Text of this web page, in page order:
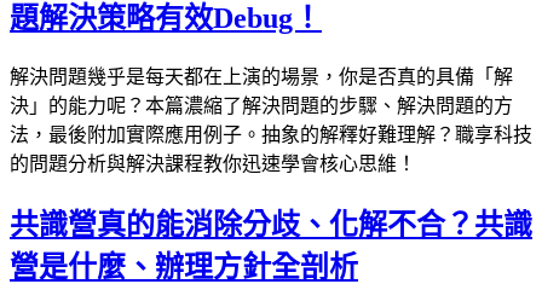
題解決策略有效Debug！
解決問題幾乎是每天都在上演的場景，你是否真的具備「解
決」的能力呢？本篇濃縮了解決問題的步驟、解決問題的方
法，最後附加實際應用例子。抽象的解釋好難理解？職享科技
的問題分析與解決課程教你迅速學會核心思維！
共識營真的能消除分歧、化解不合？共識
營是什麼、辦理方針全剖析